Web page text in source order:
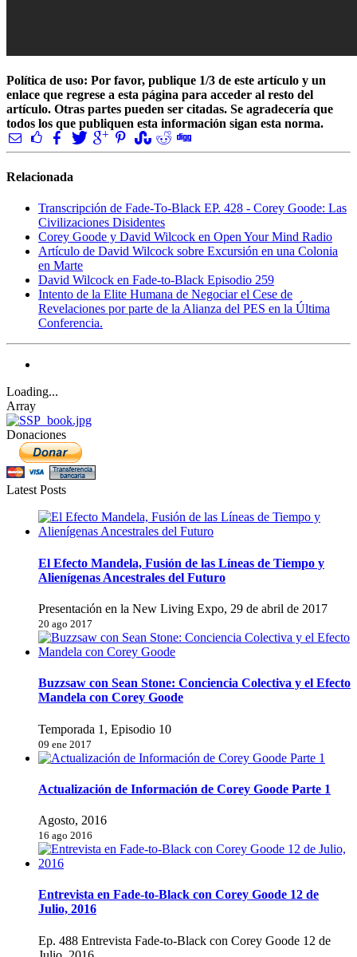
Política de uso: Por favor, publique 1/3 de este artículo y un
enlace que regrese a esta página para acceder al resto del
artículo. Otras partes pueden ser citadas. Se agradecería que
todos los que publiquen esta información sigan esta norma.
Relacionada
Transcripción de Fade-To-Black EP. 428 - Corey Goode: Las
Civilizaciones Disidentes
Corey Goode y David Wilcock en Open Your Mind Radio
Artículo de David Wilcock sobre Excursión en una Colonia
en Marte
David Wilcock en Fade-to-Black Episodio 259
Intento de la Elite Humana de Negociar el Cese de
Revelaciones por parte de la Alianza del PES en la Última
Conferencia.
Loading...
Array
Donaciones
Latest Posts
El Efecto Mandela, Fusión de las Líneas de Tiempo y
Alienígenas Ancestrales del Futuro
Presentación en la New Living Expo, 29 de abril de 2017
20 ago 2017
Buzzsaw con Sean Stone: Conciencia Colectiva y el Efecto
Mandela con Corey Goode
Temporada 1, Episodio 10
09 ene 2017
Actualización de Información de Corey Goode Parte 1
Agosto, 2016
16 ago 2016
Entrevista en Fade-to-Black con Corey Goode 12 de
Julio, 2016
Ep. 488 Entrevista Fade-to-Black con Corey Goode 12 de